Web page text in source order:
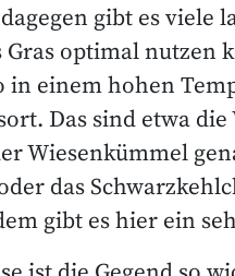
gibt es viele
optimal nutzen
in einem hohen
Das sind etwa die
Wiesenkümmel
das
gibt es hier ein